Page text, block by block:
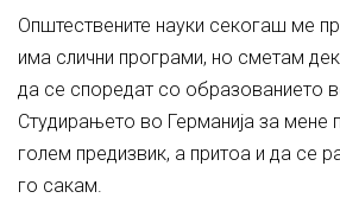
Општествените науки секогаш ме
има слични програми, но сметам
да се споредат со образованието
Студирањето во Германија за мене
голем предизвик, а притоа и да се
го сакам.